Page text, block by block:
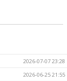
2026-07-07 23:28
2026-06-25 21:55